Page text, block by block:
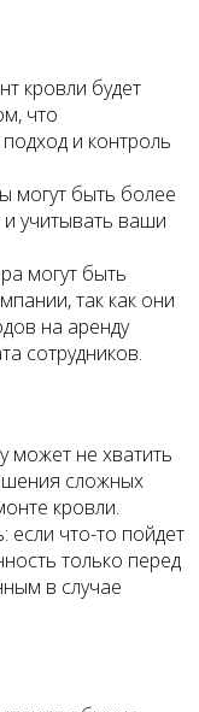
кровли будет
что
и контроль
могут быть более
учитывать ваши
могут быть
так как они
на аренду
сотрудников.
может не хватить
сложных
кровли.
если что-то пойдет
только перед
в случае